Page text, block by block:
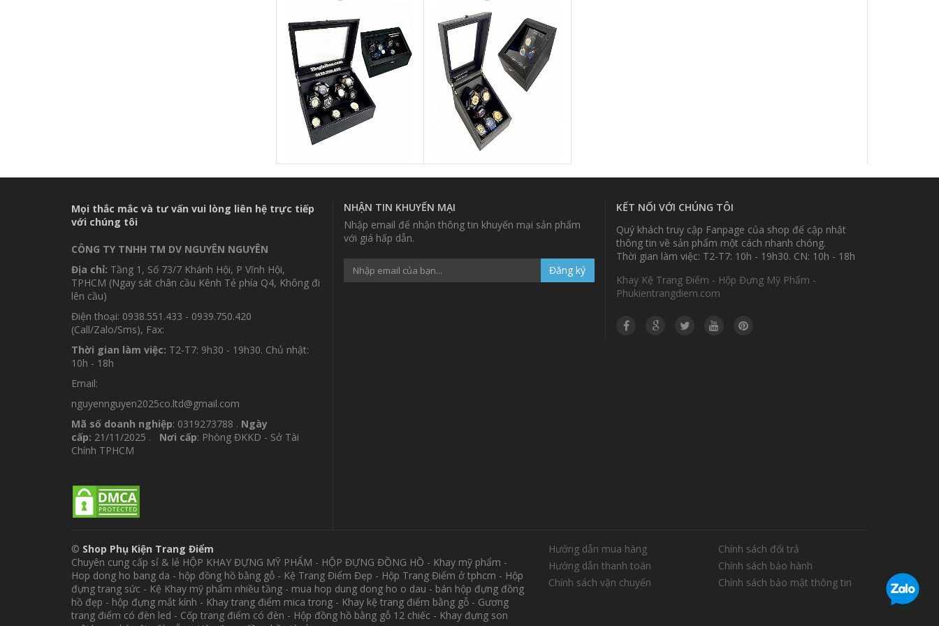
Mọi thắc mắc và tư vấn vui lòng liên hệ trực tiếp
với chúng tôi
CÔNG TY TNHH TM DV NGUYÊN NGUYÊN
Địa chỉ: Tầng 1, Số 73/7 Khánh Hội, P Vĩnh Hội,
TPHCM (Ngay sát chân cầu Kênh Tẻ phía Q4, Không đi
lên cầu)
Điện thoại: 0938.551.433 - 0939.750.420
(Call/Zalo/Sms), Fax:
Thời gian làm việc: T2-T7: 9h30 - 19h30. Chủ nhật:
10h - 18h
Email:
nguyennguyen2025co.ltd@gmail.com
Mã số doanh nghiệp: 0319273788 . Ngày
cấp: 21/11/2025 . Nơi cấp: Phòng ĐKKD - Sở Tài
Chính TPHCM
NHẬN TIN KHUYẾN MẠI
Nhập email để nhận thông tin khuyến mại sản phẩm
với giá hấp dẫn.
Đăng ký
KẾT NỐI VỚI CHÚNG TÔI
Quý khách truy cập Fanpage của shop để cập nhật
thông tin về sản phẩm một cách nhanh chóng.
Thời gian làm việc: T2-T7: 10h - 19h30. CN: 10h - 18h
Khay Kệ Trang Điểm - Hộp Đựng Mỹ Phẩm -
Phukientrangdiem.com
© Shop Phụ Kiện Trang Điểm
Chuyên cung cấp sỉ & lẻ HỘP KHAY ĐỰNG MỸ PHẨM - HỘP ĐỰNG ĐỒNG HỒ - Khay mỹ phẩm -
Hop dong ho bang da - hộp đồng hồ bằng gỗ - Kệ Trang Điểm Đẹp - Hộp Trang Điểm ở tphcm - Hộp
đựng trang sức - Kệ Khay mỹ phẩm nhiều tầng - mua hop dung dong ho o dau - bán hộp đựng đồng
hồ đẹp - hộp đựng mắt kính - Khay trang điểm mica trong - Khay kệ trang điểm bằng gỗ - Gương
trang điểm có đèn led - Cốp trang điểm có đèn - Hộp đồng hồ bằng gỗ 12 chiếc - Khay đựng son
Hướng dẫn mua hàng
Hướng dẫn thanh toán
Chính sách vận chuyển
Chính sách đổi trả
Chính sách bảo hành
Chính sách bảo mật thông tin